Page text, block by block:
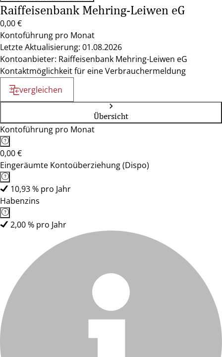
Raiffeisenbank Mehring-Leiwen eG
0,00 €
Kontoführung pro Monat
Letzte Aktualisierung: 01.08.2026
Kontoanbieter: Raiffeisenbank Mehring-Leiwen eG
Kontaktmöglichkeit für eine Verbrauchermeldung
vergleichen
Übersicht
Kontoführung pro Monat
0,00 €
Eingeräumte Kontoüberziehung (Dispo)
10,93 % pro Jahr
Habenzins
2,00 % pro Jahr